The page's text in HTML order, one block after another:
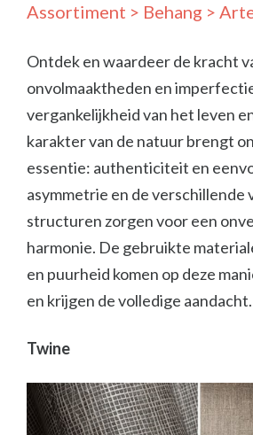
Assortiment > Behang >
Ontdek en waardeer de kracht
onvolmaaktheden en
vergankelijkheid van het leven
karakter van de natuur brengt
essentie: authenticiteit en
asymmetrie en de verschillende
structuren zorgen voor een
harmonie. De gebruikte
en puurheid komen op deze
en krijgen de volledige aandacht.
Twine